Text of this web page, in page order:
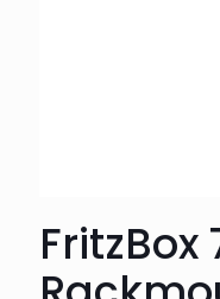
FritzBox